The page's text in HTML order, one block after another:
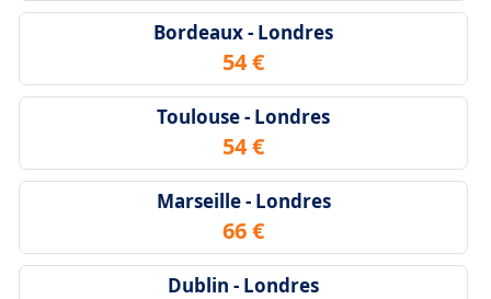
Bordeaux - Londres
54 €
Toulouse - Londres
54 €
Marseille - Londres
66 €
Dublin - Londres